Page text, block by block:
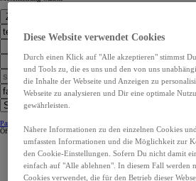
Zur Standortwahl
Partner Kontaktangaben:
ÖffnungszeitenÖffnungszeiten
Diese Website verwendet Cookies
Durch einen Klick auf "Alle akzeptieren" stimmst
und Tools zu, die es uns und den von uns
die Inhalte der Webseite und Anzeigen zu
Webseite zu analysieren und Dir eine optimale
gewährleisten.
Nähere Informationen zu den einzelnen Cookies
umfassten Informationen und die Möglichkeit zur
den Cookie-Einstellungen. Sofern Du nicht damit
einfach auf "Alle ablehnen". In diesem Fall werden
Cookies verwendet, die für den Betrieb dieser